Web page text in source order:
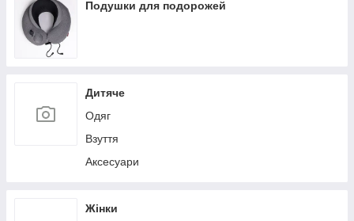
Льодогенератори
Подушки для подорожей
Дитяче
Одяг
Взуття
Аксесуари
Жінки